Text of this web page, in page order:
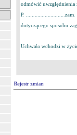
odmówić uwzględnienia
P.
dotyczącego sposobu
Uchwała wchodzi w
Rejestr zmian